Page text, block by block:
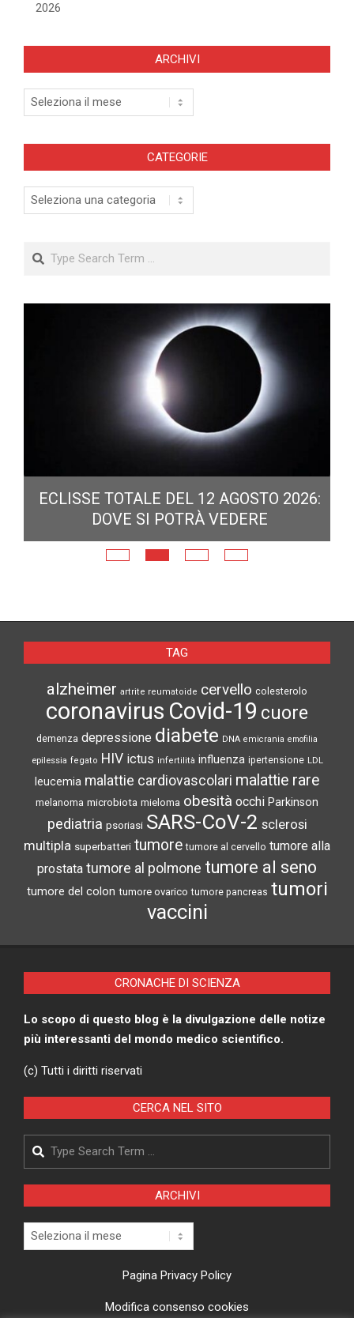
2026
ARCHIVI
Archivi
CATEGORIE
Categorie
Search
ECLISSE TOTALE DEL 12 AGOSTO 2026:
DOVE SI POTRÀ VEDERE
TAG
alzheimer artrite reumatoide cervello colesterolo
coronavirus Covid-19 cuore
demenza depressione diabete DNA emicrania emofilia
epilessia fegato HIV ictus infertilità influenza ipertensione LDL
leucemia malattie cardiovascolari malattie rare
melanoma microbiota mieloma obesità occhi Parkinson
pediatria psoriasi SARS-CoV-2 sclerosi
multipla superbatteri tumore tumore al cervello tumore alla
prostata tumore al polmone tumore al seno
tumore del colon tumore ovarico tumore pancreas tumori
vaccini
CRONACHE DI SCIENZA
Lo scopo di questo blog è la divulgazione delle notize
più interessanti del mondo medico scientifico.
(c) Tutti i diritti riservati
CERCA NEL SITO
Search
ARCHIVI
Archivi
Pagina Privacy Policy
Modifica consenso cookies